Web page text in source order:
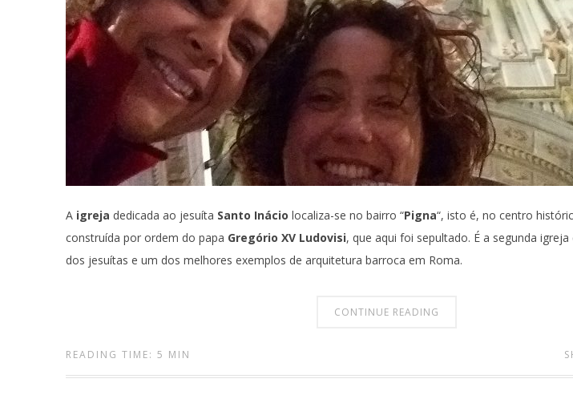
A igreja dedicada ao jesuíta Santo Inácio localiza-se no bairro “Pigna“, isto é, no centro
construída por ordem do papa Gregório XV Ludovisi, que aqui foi sepultado. É a segunda
dos jesuítas e um dos melhores exemplos de arquitetura barroca em Roma.
CONTINUE READING
READING TIME: 5 MIN